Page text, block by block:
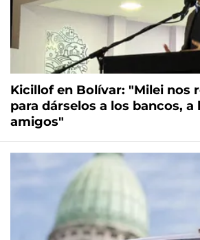
Kicillof en Bolívar: "Milei nos
para dárselos a los bancos, a
amigos"